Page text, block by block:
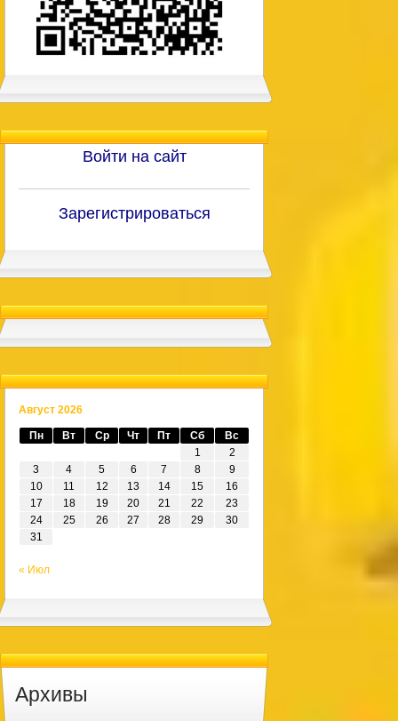
Войти на сайт
Зарегистрироваться
Август 2026
Пн Вт Ср Чт Пт Сб
Вс
1
2
3
4 5 6 7 8
9
10
11 12 13 14 15
16
17
18 19 20 21 22
23
24
25 26 27 28 29
30
31
« Июл
Архивы